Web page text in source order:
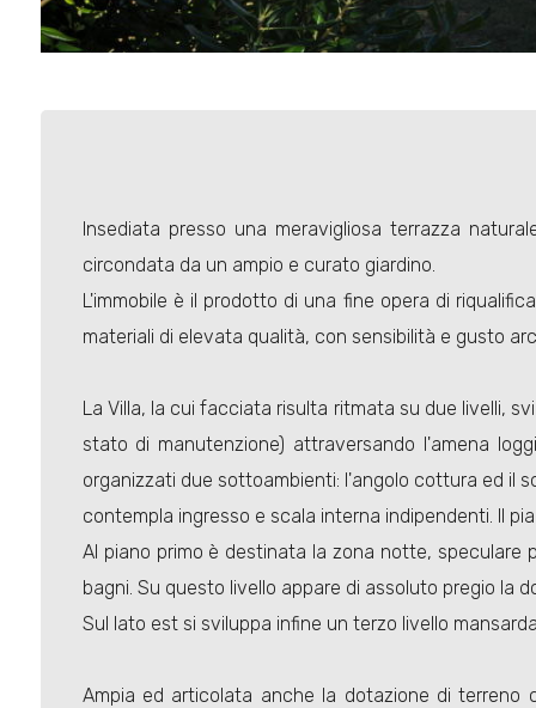
Insediata presso una meravigliosa terrazza
circondata da un ampio e curato giardino.
L'immobile è il prodotto di una fine opera di
materiali di elevata qualità, con sensibilità e gusto
La Villa, la cui facciata risulta ritmata su due livelli,
stato di manutenzione) attraversando l'amena
organizzati due sottoambienti: l'angolo cottura ed il
contempla ingresso e scala interna indipendenti. Il
Al piano primo è destinata la zona notte,
bagni. Su questo livello appare di assoluto pregio
Sul lato est si sviluppa infine un terzo livello
Ampia ed articolata anche la dotazione di terreno